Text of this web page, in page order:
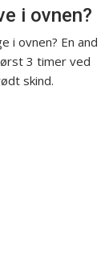
i ovnen?
i ovnen? En and
3 timer ved
skind.